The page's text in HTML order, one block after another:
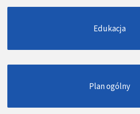
Edukacja
Plan ogólny